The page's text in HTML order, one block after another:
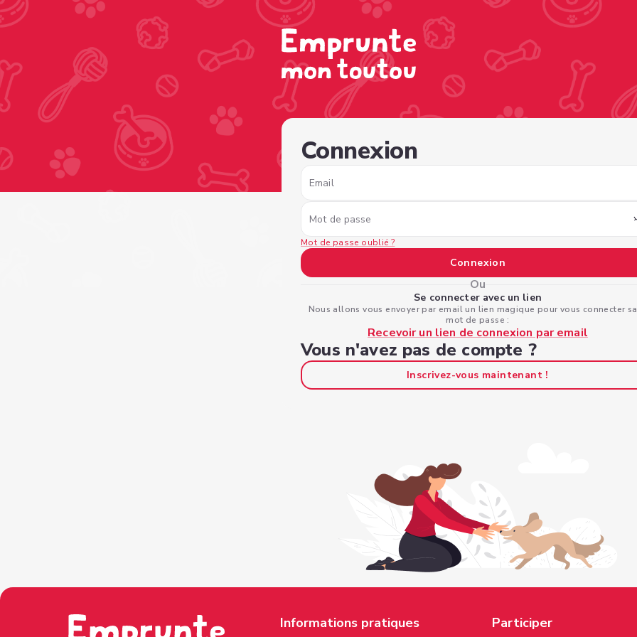
Connexion
Email
Mot de passe
Mot de passe oublié ?
Connexion
Ou
Se connecter avec un lien
Nous allons vous envoyer par email un lien magique pour vous connecter
mot de passe :
Recevoir un lien de connexion par email
Vous n'avez pas de compte ?
Inscrivez-vous maintenant !
Informations pratiques Participer
/sign-in?nextPage=%2Fview-profile%2F55a220eb-e422-4b06-8f43-867a97ad6e6e